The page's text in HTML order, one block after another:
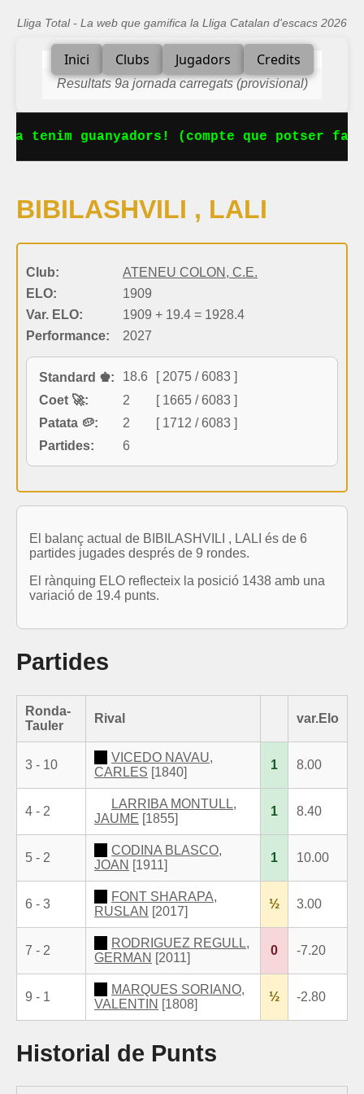
Lliga Total - La web que gamifica la Lliga Catalan d'escacs 2026
Inici Clubs Jugadors Credits
Resultats 9a jornada carregats (provisional)
tenim guanyadors! (compte que potser
BIBILASHVILI , LALI
Club:
ATENEU COLON, C.E.
ELO:
1909
Var. ELO:
1909 + 19.4 = 1928.4
Performance:
2027
Standard ♚: 18.6
[ 2075 / 6083 ]
Coet 🚀:
2
[ 1665 / 6083 ]
Patata 🥔:
2
[ 1712 / 6083 ]
Partides:
6
El balanç actual de BIBILASHVILI , LALI és de 6
partides jugades després de 9 rondes.
El rànquing ELO reflecteix la posició 1438 amb una
variació de 19.4 punts.
Partides
Ronda-
Tauler
Rival var.Elo
3 - 10
VICEDO NAVAU,
CARLES [1840]
1 8.00
4 - 2
LARRIBA MONTULL,
JAUME [1855]
1 8.40
5 - 2
CODINA BLASCO,
JOAN [1911]
1 10.00
6 - 3
FONT SHARAPA,
RUSLAN [2017]
½ 3.00
7 - 2
RODRIGUEZ REGULL,
GERMAN [2011]
0 -7.20
9 - 1
MARQUES SORIANO,
VALENTIN [1808]
½ -2.80
Historial de Punts